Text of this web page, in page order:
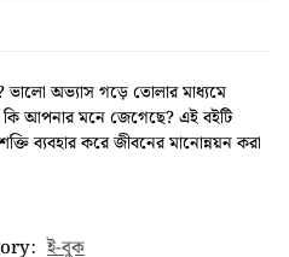
অভ্যাস গড়ে তোলার মাধ্যমে
কি আপনার মনে জেগেছে? এই বইটি
ব্যবহার করে জীবনের মানোন্নয়ন করা
ই-বুক